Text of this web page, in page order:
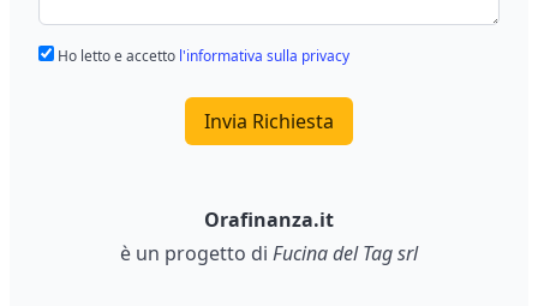
Ho letto e accetto l'informativa sulla privacy
Invia Richiesta
Orafinanza.it
è un progetto di Fucina del Tag srl